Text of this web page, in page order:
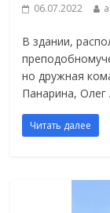
06.07.2022
В здании,
но дружная
Панарина, Олег
Читать далее